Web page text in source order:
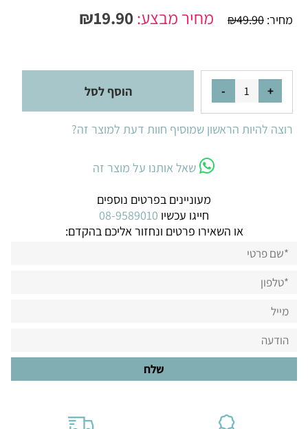
מחיר: ₪49.90 מחיר מבצע: ₪19.90
הוסף לסל
רוצה להיות הראשון שמוסיף חוות דעת למוצר זה?
שאל אותנו על מוצר זה
מעוניינים בפרטים נוספים
חייגו עכשיו 08-9589010
או השאירו פרטים ונחזור אליכם בהקדם: